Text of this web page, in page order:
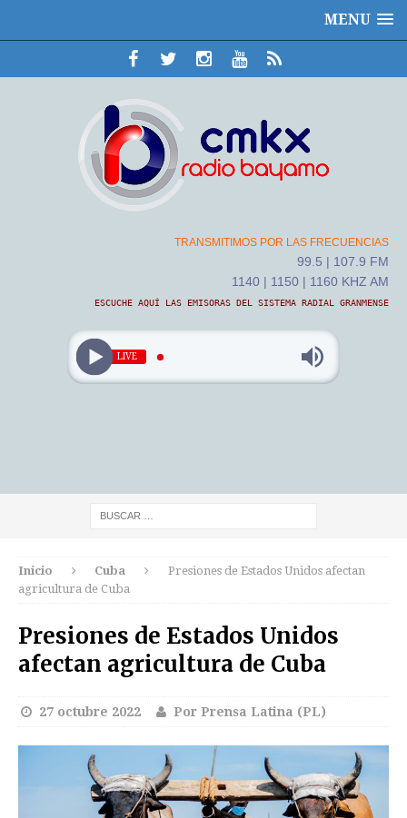
MENU
TRANSMITIMOS POR LAS FRECUENCIAS
99.5 | 107.9 FM
1140 | 1150 | 1160 KHZ AM
ESCUCHE AQUÍ LAS EMISORAS DEL SISTEMA RADIAL GRANMENSE
LIVE
Inicio Cuba
Presiones de Estados Unidos afectan
agricultura de Cuba
Presiones de Estados Unidos
afectan agricultura de Cuba
27 octubre 2022 Por Prensa Latina (PL)